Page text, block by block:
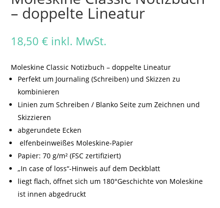
– doppelte Lineatur
18,50€ inkl. MwSt.
Moleskine Classic Notizbuch – doppelte Lineatur
Perfekt um Journaling (Schreiben) und Skizzen zu
kombinieren
Linien zum Schreiben / Blanko Seite zum Zeichnen und
Skizzieren
abgerundete Ecken
elfenbeinweißes Moleskine-Papier
Papier: 70 g/m² (FSC zertifiziert)
„In case of loss“-Hinweis auf dem Deckblatt
liegt flach, öffnet sich um 180°Geschichte von Moleskine
ist innen abgedruckt